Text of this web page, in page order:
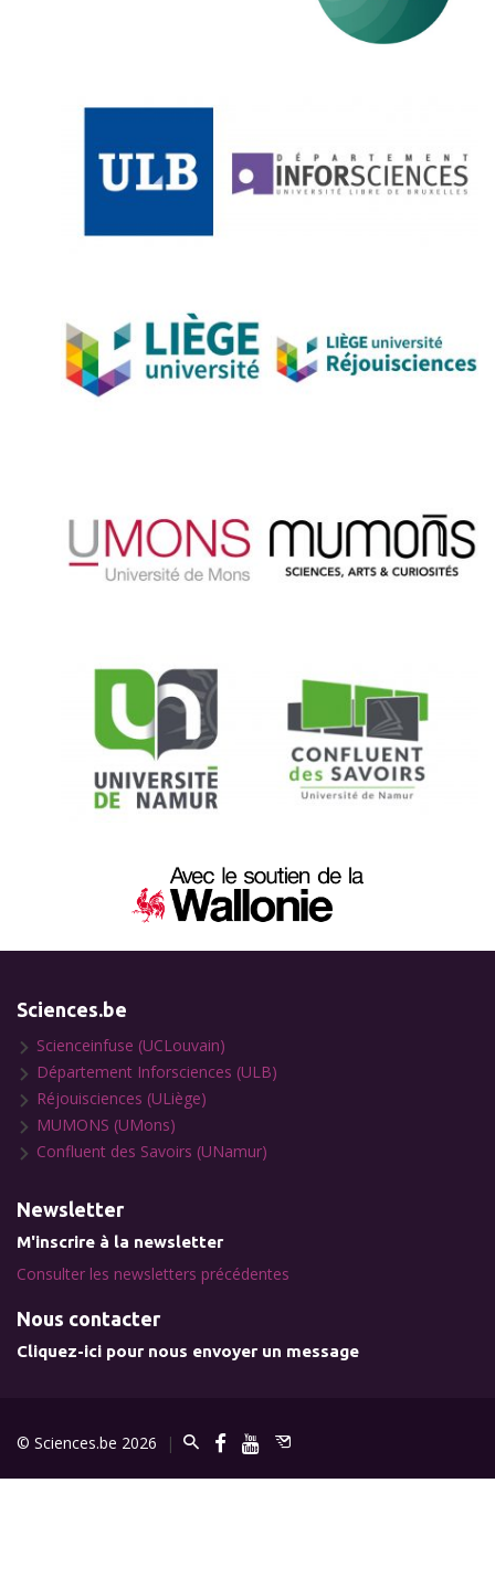
Sciences.be
Scienceinfuse (UCLouvain)
Département Inforsciences (ULB)
Réjouisciences (ULiège)
MUMONS (UMons)
Confluent des Savoirs (UNamur)
Newsletter
M'inscrire à la newsletter
Consulter les newsletters précédentes
Nous contacter
Cliquez-ici pour nous envoyer un message
© Sciences.be 2026 |